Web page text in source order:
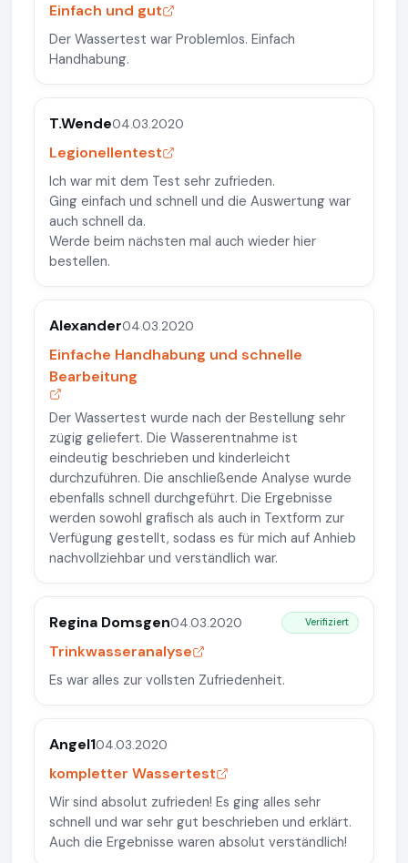
Einfach und gut
Der Wassertest war Problemlos. Einfach
Handhabung.
T.Wende04.03.2020
Legionellentest
Ich war mit dem Test sehr zufrieden.
Ging einfach und schnell und die Auswertung war
auch schnell da.
Werde beim nächsten mal auch wieder hier
bestellen.
Alexander04.03.2020
Einfache Handhabung und schnelle
Bearbeitung
Der Wassertest wurde nach der Bestellung sehr
zügig geliefert. Die Wasserentnahme ist
eindeutig beschrieben und kinderleicht
durchzuführen. Die anschließende Analyse wurde
ebenfalls schnell durchgeführt. Die Ergebnisse
werden sowohl grafisch als auch in Textform zur
Verfügung gestellt, sodass es für mich auf Anhieb
nachvollziehbar und verständlich war.
Regina Domsgen04.03.2020 Verifiziert
Trinkwasseranalyse
Es war alles zur vollsten Zufriedenheit.
Angel104.03.2020
kompletter Wassertest
Wir sind absolut zufrieden! Es ging alles sehr
schnell und war sehr gut beschrieben und erklärt.
Auch die Ergebnisse waren absolut verständlich!